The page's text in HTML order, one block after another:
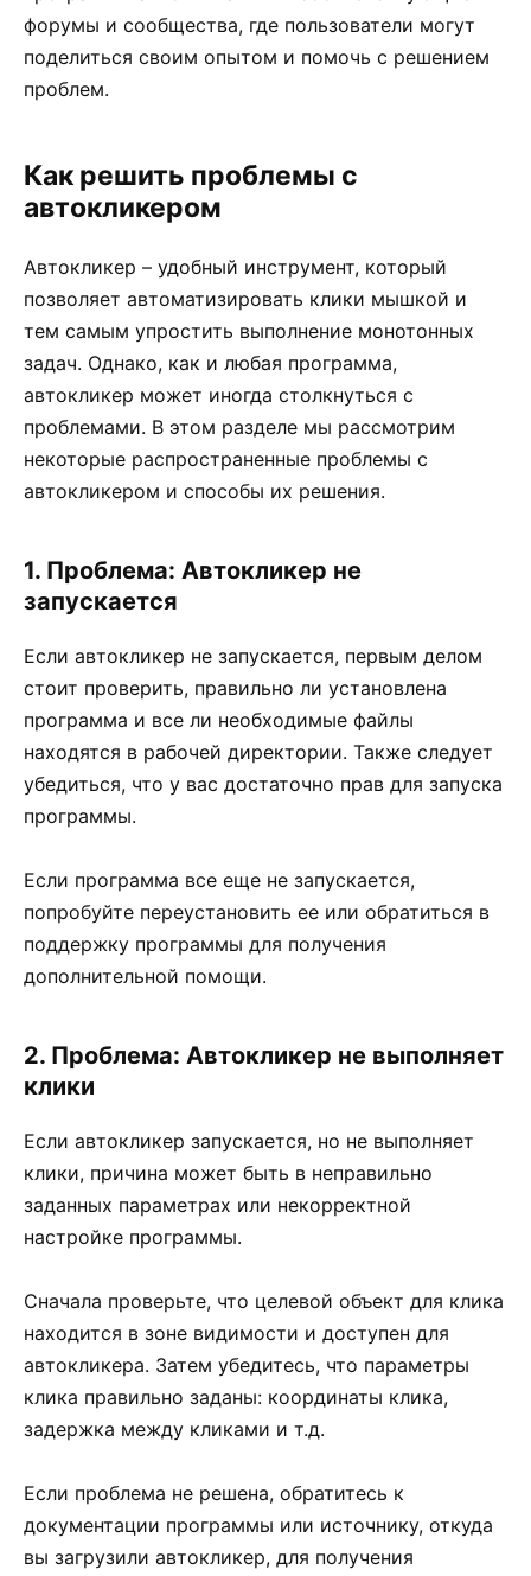
форумы и сообщества, где пользователи могут
поделиться своим опытом и помочь с решением
проблем.
Как решить проблемы с
автокликером
Автокликер – удобный инструмент, который
позволяет автоматизировать клики мышкой и
тем самым упростить выполнение монотонных
задач. Однако, как и любая программа,
автокликер может иногда столкнуться с
проблемами. В этом разделе мы рассмотрим
некоторые распространенные проблемы с
автокликером и способы их решения.
1. Проблема: Автокликер не
запускается
Если автокликер не запускается, первым делом
стоит проверить, правильно ли установлена
программа и все ли необходимые файлы
находятся в рабочей директории. Также следует
убедиться, что у вас достаточно прав для запуска
программы.
Если программа все еще не запускается,
попробуйте переустановить ее или обратиться в
поддержку программы для получения
дополнительной помощи.
2. Проблема: Автокликер не выполняет
клики
Если автокликер запускается, но не выполняет
клики, причина может быть в неправильно
заданных параметрах или некорректной
настройке программы.
Сначала проверьте, что целевой объект для клика
находится в зоне видимости и доступен для
автокликера. Затем убедитесь, что параметры
клика правильно заданы: координаты клика,
задержка между кликами и т.д.
Если проблема не решена, обратитесь к
документации программы или источнику, откуда
вы загрузили автокликер, для получения